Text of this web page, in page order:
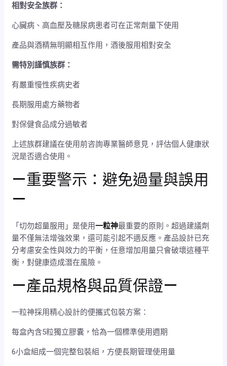
相對安全族群：
心臟病、高血壓及糖尿病患者可在正常劑量下使用
產品與酒精無明顯相互作用，酒後服用相對安全
需特別謹慎族群：
有嚴重慢性疾病史者
長期服用處方藥物者
對保健食品成分過敏者
上述族群建議在使用前咨詢專業醫師意見，評估個人健康狀
況是否適合使用。
—重要警示：避免過量與誤用
—
「切勿超量服用」是使用一粒神最重要的原則。超過建議劑
量不僅無法增強效果，還可能引起不適反應。產品設計已充
分考慮安全性與效力的平衡，任意增加用量只會破壞這種平
衡，對健康造成潛在風險。
—產品規格與品質保證—
一粒神採用精心設計的便攜式包裝方案：
每盒內含5粒獨立膠囊，恰為一個標準使用週期
6小盒組成一個完整包裝組，方便長期管理使用量